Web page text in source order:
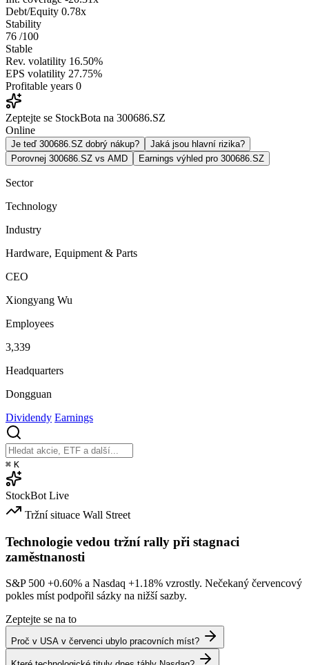
Debt/Equity 0.78x
Stability
76 /100
Stable
Rev. volatility 16.50%
EPS volatility 27.75%
Profitable years 0
Zeptejte se StockBota na 300686.SZ
Online
Je teď 300686.SZ dobrý nákup?
Jaká jsou hlavní rizika?
Porovnej 300686.SZ vs AMD
Earnings výhled pro 300686.SZ
Sector
Technology
Industry
Hardware, Equipment & Parts
CEO
Xiongyang Wu
Employees
3,339
Headquarters
Dongguan
Dividendy Earnings
⌘ K
StockBot Live
Tržní situace Wall Street
Technologie vedou tržní rally při stagnaci
zaměstnanosti
S&P 500 +0.60% a Nasdaq +1.18% vzrostly. Nečekaný červencový
pokles míst podpořil sázky na nižší sazby.
Zeptejte se na to
Proč v USA v červenci ubylo pracovních míst?